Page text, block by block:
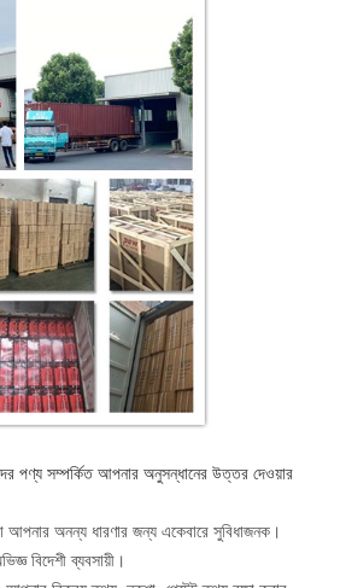
পণ্য সম্পর্কিত আপনার অনুসন্ধানের উত্তর দেওয়ার
অনন্য ধারণার জন্য একেবারে সুবিধাজনক।
বিদেশী ব্যবসায়ী।